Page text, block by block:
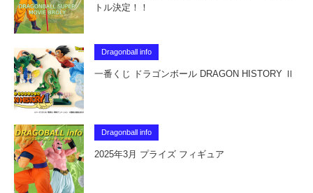
トル決定！！
Dragonball info
一番くじ ドラゴンボール DRAGON HISTORY Ⅱ
Dragonball info
2025年3月 プライズ フィギュア